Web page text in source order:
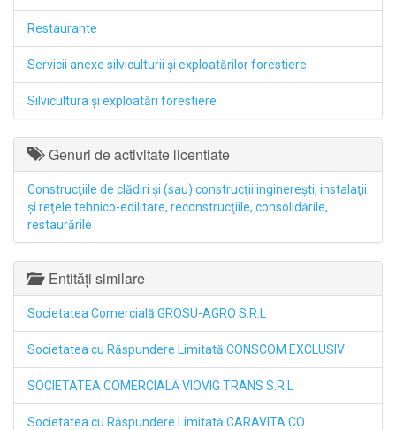
Restaurante
Servicii anexe silviculturii şi exploatărilor forestiere
Silvicultura şi exploatări forestiere
Genuri de activitate licentiate
Construcţiile de clădiri şi (sau) construcţii inginereşti, instalaţii
şi reţele tehnico-edilitare, reconstrucţiile, consolidările,
restaurările
Entități similare
Societatea Comercială GROSU-AGRO S.R.L
Societatea cu Răspundere Limitată CONSCOM EXCLUSIV
SOCIETATEA COMERCIALĂ VIOVIG TRANS S.R.L
Societatea cu Răspundere Limitată CARAVITA CO